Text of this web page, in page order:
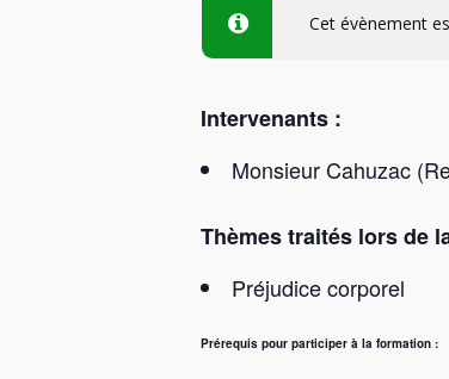
Cet évènement
Intervenants :
Monsieur Cahuzac
Thèmes traités lors de
Préjudice corporel
Prérequis pour participer à la formation :